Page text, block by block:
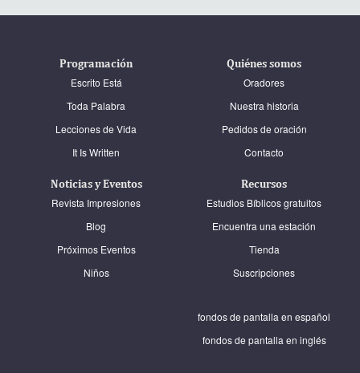
Programación
Escrito Está
Toda Palabra
Lecciones de Vida
It Is Written
Quiénes somos
Oradores
Nuestra historia
Pedidos de oración
Contacto
Noticias y Eventos
Revista Impresiones
Blog
Próximos Eventos
Niños
Recursos
Estudios Bíblicos gratuitos
Encuentra una estación
Tienda
Suscripciones
fondos de pantalla en español
fondos de pantalla en inglés